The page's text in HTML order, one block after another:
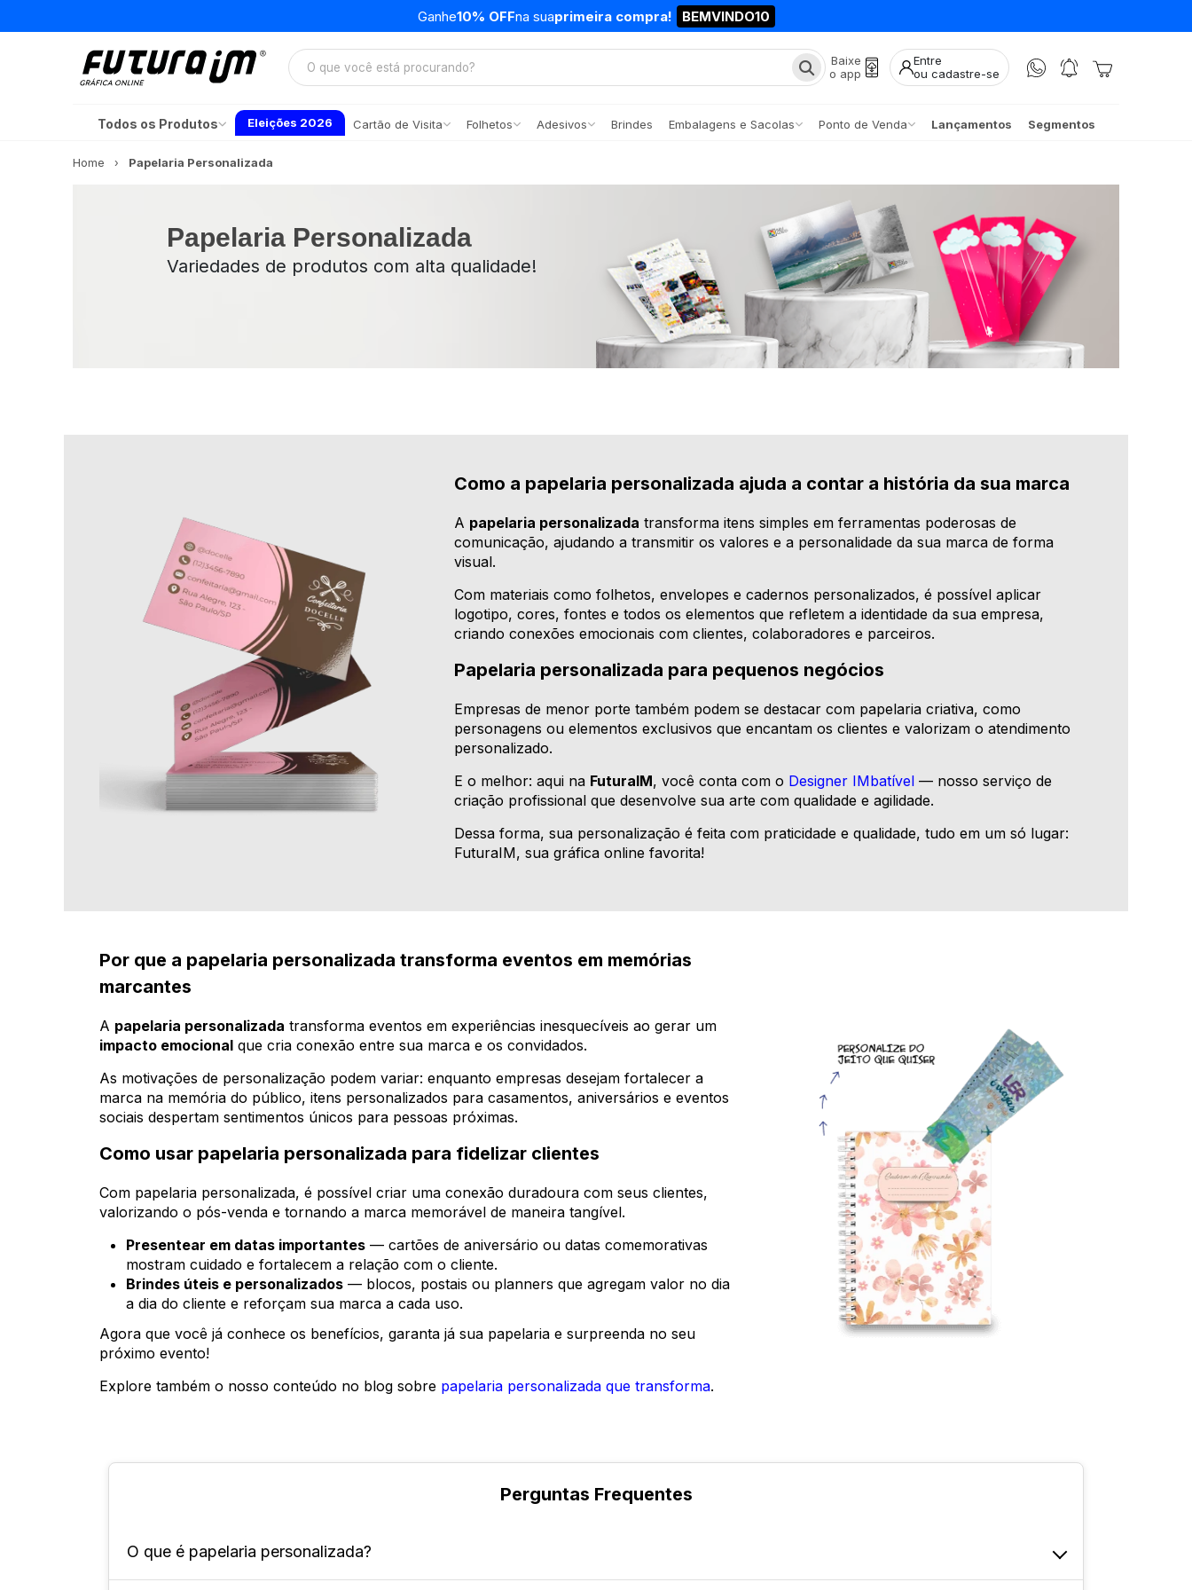
Ganhe10% OFFna suaprimeira compra! BEMVINDO10
Baixe
o app
Entre
ou cadastre-se
Todos os Produtos Eleições 2026 Cartão de Visita Folhetos Adesivos Brindes Embalagens e Sacolas Ponto de Venda Lançamentos Segmentos
Home Papelaria Personalizada
Papelaria Personalizada
Variedades de produtos com alta qualidade!
Como a papelaria personalizada ajuda a contar a história da sua marca
A papelaria personalizada transforma itens simples em ferramentas poderosas de
comunicação, ajudando a transmitir os valores e a personalidade da sua marca de forma
visual.
Com materiais como folhetos, envelopes e cadernos personalizados, é possível aplicar
logotipo, cores, fontes e todos os elementos que refletem a identidade da sua empresa,
criando conexões emocionais com clientes, colaboradores e parceiros.
Papelaria personalizada para pequenos negócios
Empresas de menor porte também podem se destacar com papelaria criativa, como
personagens ou elementos exclusivos que encantam os clientes e valorizam o atendimento
personalizado.
E o melhor: aqui na FuturaIM, você conta com o Designer IMbatível — nosso serviço de
criação profissional que desenvolve sua arte com qualidade e agilidade.
Dessa forma, sua personalização é feita com praticidade e qualidade, tudo em um só lugar:
FuturaIM, sua gráfica online favorita!
Por que a papelaria personalizada transforma eventos em memórias
marcantes
A papelaria personalizada transforma eventos em experiências inesquecíveis ao gerar um
impacto emocional que cria conexão entre sua marca e os convidados.
As motivações de personalização podem variar: enquanto empresas desejam fortalecer a
marca na memória do público, itens personalizados para casamentos, aniversários e eventos
sociais despertam sentimentos únicos para pessoas próximas.
Como usar papelaria personalizada para fidelizar clientes
Com papelaria personalizada, é possível criar uma conexão duradoura com seus clientes,
valorizando o pós-venda e tornando a marca memorável de maneira tangível.
Presentear em datas importantes — cartões de aniversário ou datas comemorativas
mostram cuidado e fortalecem a relação com o cliente.
Brindes úteis e personalizados — blocos, postais ou planners que agregam valor no dia
a dia do cliente e reforçam sua marca a cada uso.
Agora que você já conhece os benefícios, garanta já sua papelaria e surpreenda no seu
próximo evento!
Explore também o nosso conteúdo no blog sobre papelaria personalizada que transforma.
Perguntas Frequentes
O que é papelaria personalizada?